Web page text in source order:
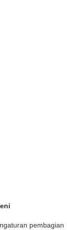
pembagian